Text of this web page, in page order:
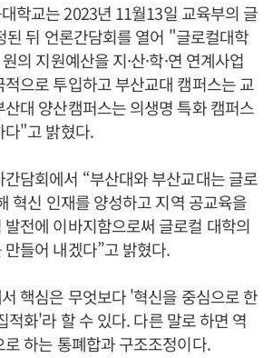
학교는 2023년 11월13일 교육부의 글
된 뒤 언론간담회를 열어 "글로컬대학
의 지원예산을 지·산·학·연 연계사업
으로 투입하고 부산교대 캠퍼스는 교
대 양산캠퍼스는 의생명 특화 캠퍼스
다"고 밝혔다.
담회에서 “부산대와 부산교대는 글로
혁신 인재를 양성하고 지역 공교육을
전에 이바지함으로써 글로컬 대학의
들어 내겠다”고 밝혔다.
핵심은 무엇보다 '혁신을 중심으로 한
적화'라 할 수 있다. 다른 말로 하면 역
하는 통폐합과 구조조정이다.